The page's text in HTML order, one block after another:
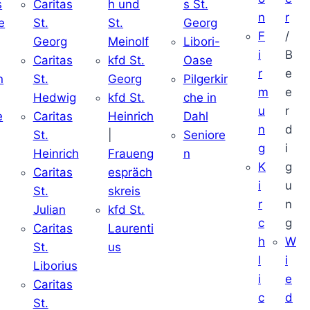
Caritas
St.
Georg
Caritas
St.
Hedwig
Caritas
St.
Heinrich
Caritas
St.
Julian
Caritas
St.
Liborius
Caritas
St.
h und
St.
Meinolf
kfd St.
Georg
kfd St.
Heinrich
Fraueng
espräch
skreis
kfd St.
Laurenti
us
s St.
Georg
Libori-
Oase
Pilgerkir
che in
Dahl
Seniore
n
n
F
i
r
m
u
n
g
K
i
r
c
h
l
i
c
r
/
B
e
e
r
d
i
g
u
n
g
W
i
e
d